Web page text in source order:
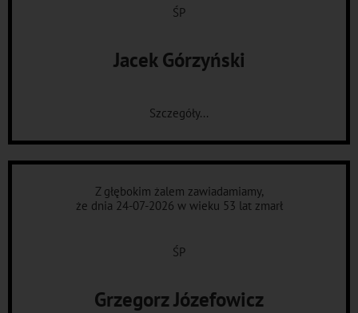
ŚP
Jacek Górzyński
Szczegóły...
Z głębokim żalem zawiadamiamy,
że dnia 24-07-2026 w wieku 53 lat zmarł
ŚP
Grzegorz Józefowicz